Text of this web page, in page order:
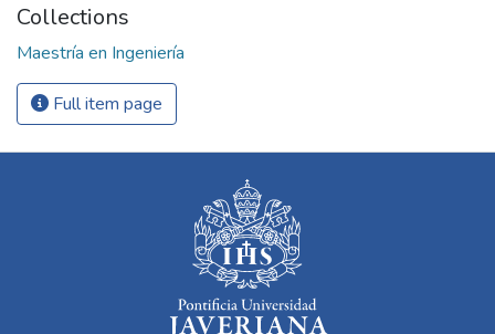
Collections
Maestría en Ingeniería
Full item page